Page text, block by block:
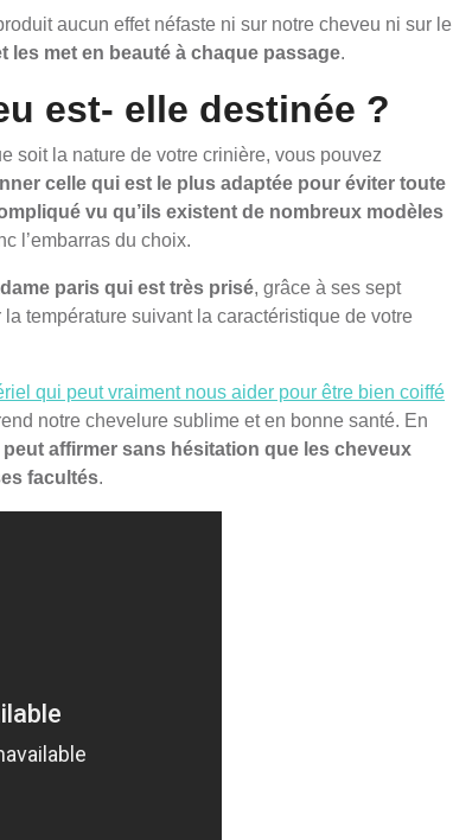
aucun effet néfaste ni sur notre cheveu ni sur le
les met en beauté à chaque passage.
est- elle destinée ?
soit la nature de votre crinière, vous pouvez
celle qui est le plus adaptée pour éviter toute
vu qu’ils existent de nombreux modèles
l’embarras du choix.
paris qui est très prisé, grâce à ses sept
température suivant la caractéristique de votre
qui peut vraiment nous aider pour être bien coiffé
notre chevelure sublime et en bonne santé. En
affirmer sans hésitation que les cheveux
facultés.